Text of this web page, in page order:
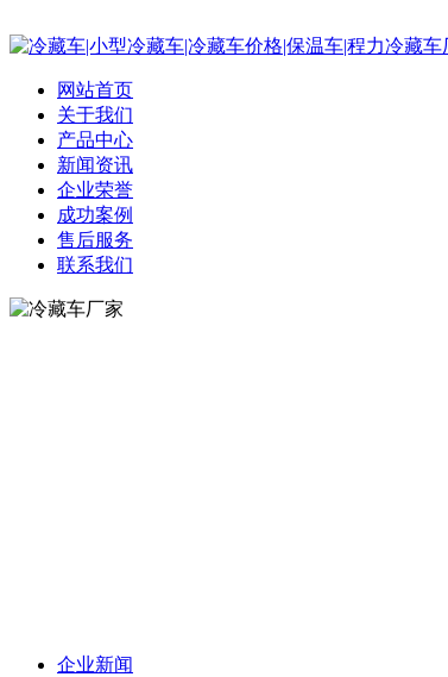
网站首页
关于我们
产品中心
新闻资讯
企业荣誉
成功案例
售后服务
联系我们
企业新闻